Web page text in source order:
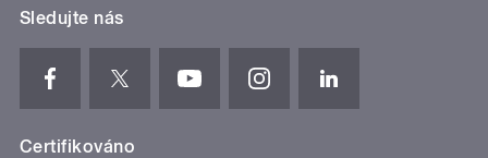
Sledujte nás
Certifikováno